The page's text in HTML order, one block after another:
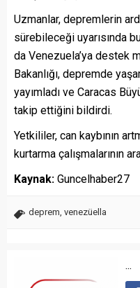
Uzmanlar, depremlerin
sürebileceği uyarısında
da Venezuela’ya destek
Bakanlığı, depremde
yayımladı ve Caracas
takip ettiğini bildirdi.
Yetkililer, can kaybının
kurtarma çalışmalarının
Kaynak: Guncelhaber27
deprem venezüella
...